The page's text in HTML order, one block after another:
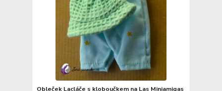
Obleček Lacláče s kloboučkem na Las Miniamigas